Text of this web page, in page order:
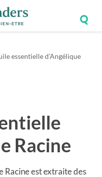
essentielle d’Angélique
Racine
Racine est extraite des